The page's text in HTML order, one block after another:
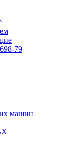
79
машин